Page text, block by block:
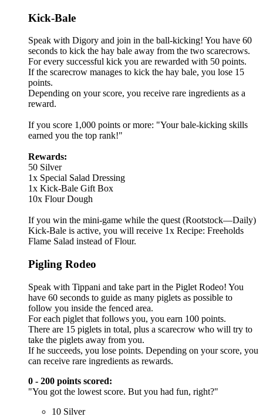
Kick-Bale
Speak with Digory and join in the ball-kicking! You have 60
seconds to kick the hay bale away from the two scarecrows.
For every successful kick you are rewarded with 50 points.
If the scarecrow manages to kick the hay bale, you lose 15
points.
Depending on your score, you receive rare ingredients as a
reward.
If you score 1,000 points or more: "Your bale-kicking skills
earned you the top rank!"
Rewards:
50 Silver
1x Special Salad Dressing
1x Kick-Bale Gift Box
10x Flour Dough
If you win the mini-game while the quest (Rootstock—Daily)
Kick-Bale is active, you will receive 1x Recipe: Freeholds
Flame Salad instead of Flour.
Pigling Rodeo
Speak with Tippani and take part in the Piglet Rodeo! You
have 60 seconds to guide as many piglets as possible to
follow you inside the fenced area.
For each piglet that follows you, you earn 100 points.
There are 15 piglets in total, plus a scarecrow who will try to
take the piglets away from you.
If he succeeds, you lose points. Depending on your score, you
can receive rare ingredients as rewards.
0 - 200 points scored:
"You got the lowest score. But you had fun, right?"
10 Silver